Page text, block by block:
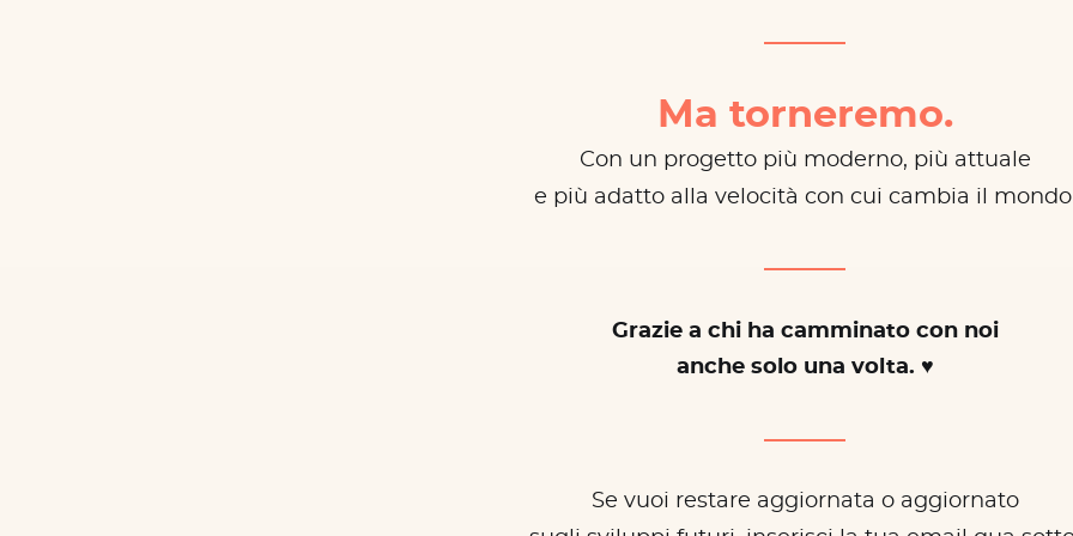
Ma torneremo.
Con un progetto più moderno, più attuale
e più adatto alla velocità con cui cambia il
Grazie a chi ha camminato con noi
anche solo una volta. ♥
Se vuoi restare aggiornata o aggiornato